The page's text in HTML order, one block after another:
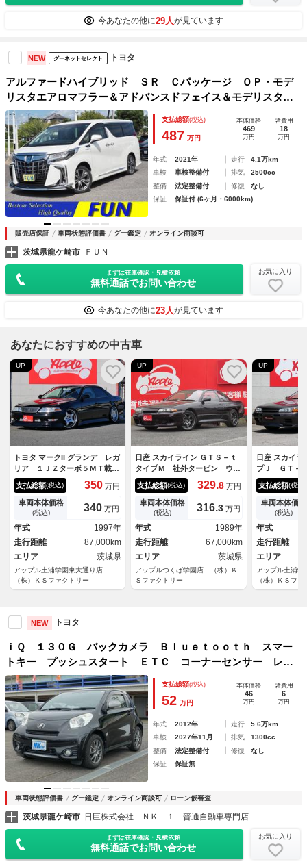
今あなたの他に29人が見ています
NEW グーネットセレクト トヨタ
アルファードハイブリッド ＳＲ Ｃパッケージ ＯＰ・モデ
リスタエアロマフラー＆アドバンスドフェイス＆モデリスタ１
９ＡＷ ＯＰ・ＪＢＬメーカーナビ＆リヤエンタ＆全周囲＆Ｉ
ＰＡ２＆Ｄインナーミラー＆ＢＳＭ セーフティセンス 両自
動Ｐバックドア 黒合皮
支払総額(税込)
487 万円
本体価格
469
万円
諸費用
18
万円
年式 2021年 走行
4.1万km
車検
車検整備付 排気
2500cc
整備
法定整備付 修復
なし
保証
保証付 (6ヶ月・6000km)
販売店保証 車両状態評価書 グー鑑定 オンライン商談可
茨城県龍ケ崎市 ＦＵＮ
まずは在庫確認・見積依頼
無料通話でお問い合わせ
お気に入り
今あなたの他に23人が見ています
あなたにおすすめの中古車
UP
トヨタ マークII グランデ レガ
リア １ＪＺターボ５ＭＴ載替
公認車 修復歴無 走行約８万
ｋｍ １ＪＺツインターボ載
替 ５ＭＴ載替 車検Ｒ１０年
３月迄 カールソン１９インチ
ＡＷ 社外車高調 ＭＡＱＳス
プリング フルエアロ 全塗装
車 ｂｅｆｒｅｅマフラー エ
アクリーナー
支払総額(税込) 350 万円
車両本体価格
(税込) 340 万円
年式
1997年
走行距離
87,000km
エリア
茨城県
アップル土浦学園東大通り店
（株）ＫＳファクトリー
UP
日産 スカイライン ＧＴＳ－ｔ
タイプＭ 社外タービン ウエ
ストゲート ファイナルスピー
ド１７インチＡＷ 前置きイン
タークーラー 社外マフラー
ＢＬＩＴＺエアクリーナー タ
ワーバー
支払総額(税込) 329.8 万円
車両本体価格
(税込) 316.3 万円
年式
1989年
走行距離
67,000km
エリア
茨城県
アップルつくば学園店 （株）Ｋ
Ｓファクトリー
UP
日産 スカイラ
プＪ ＧＴ－
仕様 純正５
全塗装 Ｄ．
ンボンネッ
ントバンパ
アスポイラー
グＧｒ．Ａ
ＨＫＳアーシ
支払総額(税込)
車両本体価格
(税込)
年式
走行距離
エリア
アップル土浦
（株）ＫＳフ
NEW トヨタ
ｉＱ １３０Ｇ バックカメラ Ｂｌｕｅｔｏｏｔｈ スマー
トキー プッシュスタート ＥＴＣ コーナーセンサー レザ
ー調シートカバー フォグランプ ＭＴモード付 社外アルミ
支払総額(税込)
52 万円
本体価格
46
万円
諸費用
6
万円
年式 2012年 走行
5.6万km
車検
2027年11月 排気
1300cc
整備
法定整備付 修復
なし
保証
保証無
車両状態評価書 グー鑑定 オンライン商談可 ローン仮審査
茨城県龍ケ崎市 日巨株式会社 ＮＫ－１ 普通自動車専門店
まずは在庫確認・見積依頼
無料通話でお問い合わせ
お気に入り